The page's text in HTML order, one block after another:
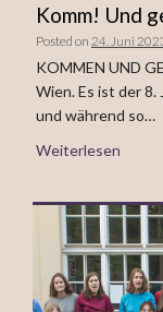
Komm! Und
Posted on 24. Juni
KOMMEN UND
Wien. Es ist der
und während so…
Weiterlesen